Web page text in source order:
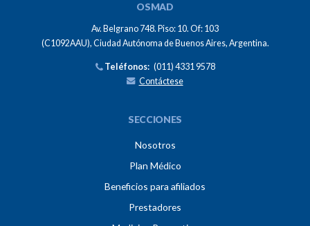
OSMAD
OSMAD
Av. Belgrano 748. Piso: 10. Of: 103
(C1092AAU), Ciudad Autónoma de Buenos Aires, Argentina.
Teléfonos: (011) 4331 9578
Contáctese
SECCIONES
Nosotros
Plan Médico
Beneficios para afiliados
Prestadores